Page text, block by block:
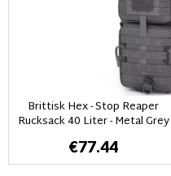
Brittisk Hex - Stop Reaper
Rucksack 40 Liter - Metal Grey
€77.44